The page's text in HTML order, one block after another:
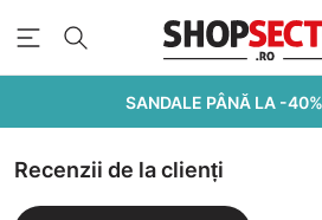
SANDALE PÂNĂ LA -
Recenzii de la clienți